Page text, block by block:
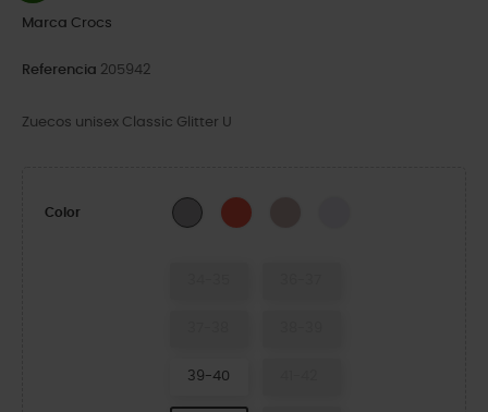
Marca Crocs
Referencia 205942
Zuecos unisex Classic Glitter U
Color Silver GlitterCherry Red
39-40